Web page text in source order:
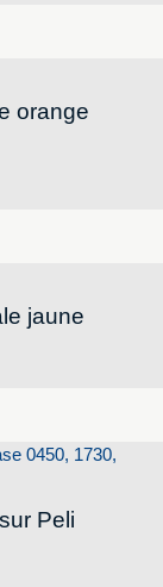
orange
jaune
Peli